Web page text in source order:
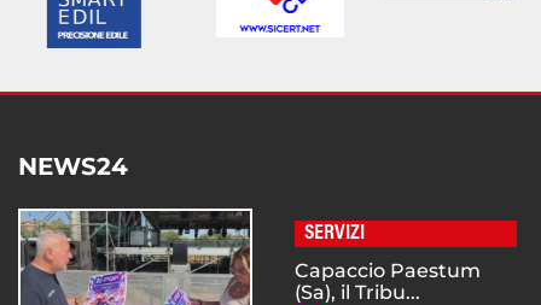
NEWS24
SERVIZI
Capaccio Paestum
(Sa), il Tribu...